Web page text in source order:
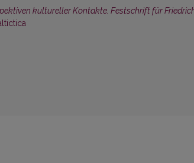
kultureller Kontakte. Festschrift für